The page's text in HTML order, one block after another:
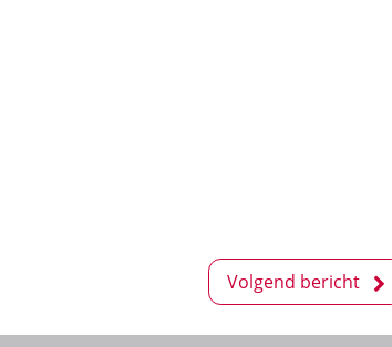
Volgend bericht